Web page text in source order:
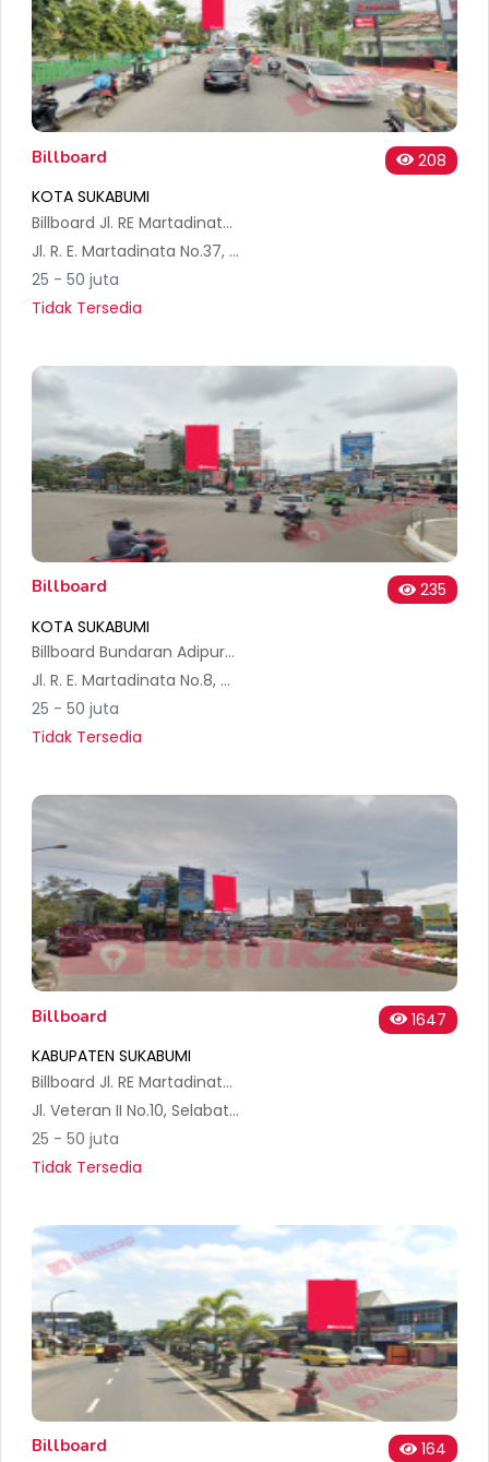
Billboard
208
KOTA SUKABUMI
Billboard Jl. RE Martadinata Kota Sukabumi
Jl. R. E. Martadinata No.37, Gunungparang, Kec. Cikole, Kota Sukabumi, Jawa Barat 43111, Indonesia
25 - 50 juta
Tidak Tersedia
Billboard
235
KOTA SUKABUMI
Billboard Bundaran Adipura Sukabumi
Jl. R. E. Martadinata No.8, Gunungparang, Kec. Cikole, Kota Sukabumi, Jawa Barat 43111, Indonesia
25 - 50 juta
Tidak Tersedia
Billboard
1647
KABUPATEN SUKABUMI
Billboard Jl. RE Martadinata - Sukabumi
Jl. Veteran II No.10, Selabatu, Kec. Cikole, Kota Sukabumi, Jawa Barat 43111, Indonesia
25 - 50 juta
Tidak Tersedia
Billboard
164